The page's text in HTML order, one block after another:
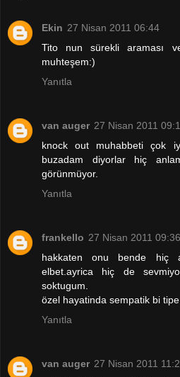
Ekin 27 Nisan 2011 06:44
Tito nun sürekli araması
muhteşem:)
Yanıtla
van auger 27 Nisan 2011
knock out muhabbeti çok
buzadam diyorlar hiç
görünmüyor.
Yanıtla
frankello 27 Nisan 2011 09:36
hakkaten onu bende hiç
elbet.ayrica hiç de
soktugum.
özel hayatinda sempatik bi
Yanıtla
van auger 27 Nisan 2011